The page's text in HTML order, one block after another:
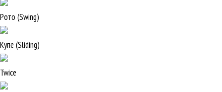
Рото (Swing)
Купе (Sliding)
Twice